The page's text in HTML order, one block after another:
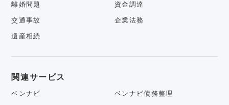
離婚問題 資金調達
交通事故 企業法務
遺産相続
関連サービス
ベンナビ ベンナビ債務整理